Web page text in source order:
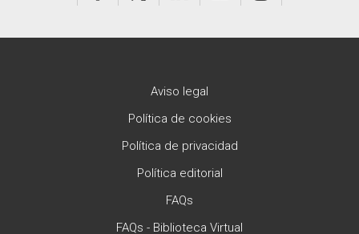
Aviso legal
Política de cookies
Política de privacidad
Política editorial
FAQs
FAQs - Biblioteca Virtual